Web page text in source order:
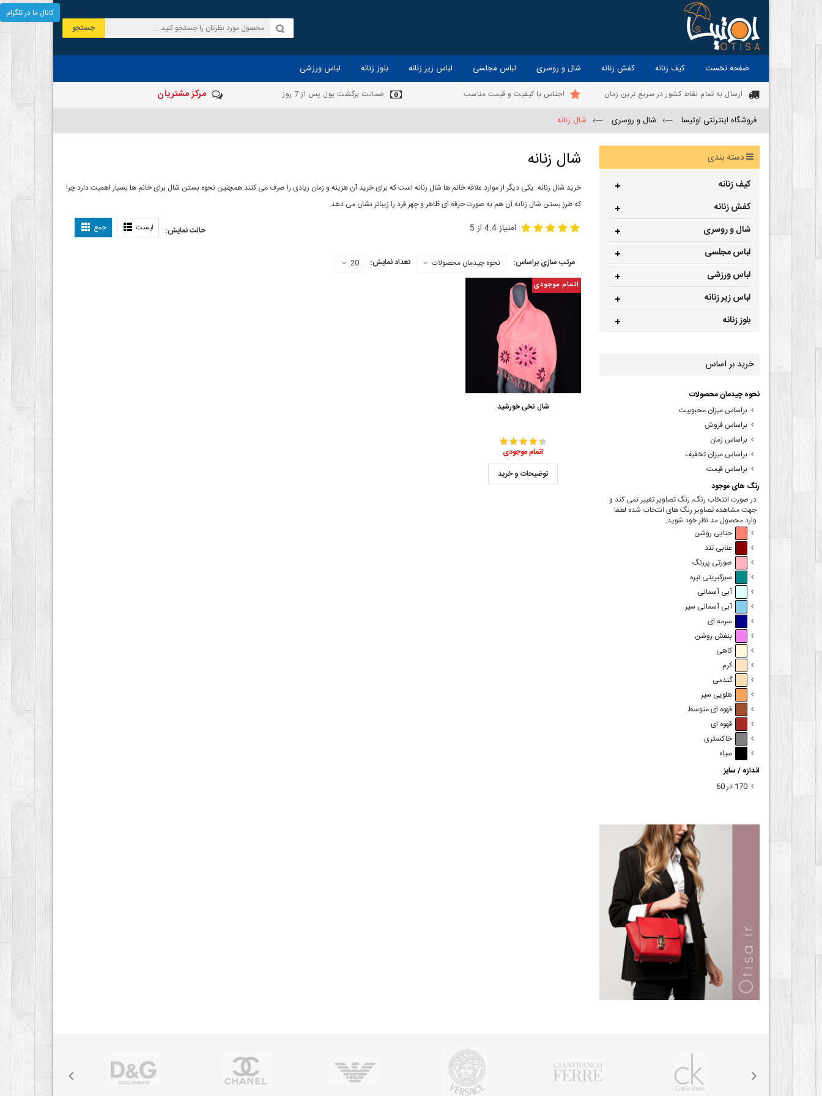
جستجو
صفحه نخست کیف زنانه کفش زنانه شال و روسری لباس مجلسی لباس زیر زنانه بلوز زنانه لباس ورزشی
ارسال به تمام نقاط کشور در سریع ترین زمان اجناس با کیفیت و قیمت مناسب ضمانت برگشت پول پس از 7 روز مرکز مشتریان
فروشگاه اینترنتی اوتیسا —› شال و روسری —› شال زنانه
شال زنانه
خرید شال زنانه. یکی دیگر از موارد علاقه خانم ها شال زنانه است که برای خرید آن هزینه و زمان زیادی را صرف می کنند همچنین نحوه بستن شال برای خانم ها بسیار اهمیت دارد چرا
که طرز بستن شال زنانه آن هم به صورت حرفه ای ظاهر و چهر فرد را زیباتر نشان می دهد.
حالت نمایش: لیست جمع | امتیاز 4.4 از 5
مرتب سازی براساس: نحوه چیدمان محصولات تعداد نمایش: 20
اتمام موجودی
شال نخی خورشید
اتمام موجودی
توضیحات و خرید
دسته بندی
کیف زنانه
کفش زنانه
شال و روسری
لباس مجلسی
لباس ورزشی
لباس زیر زنانه
بلوز زنانه
خرید بر اساس
نحوه چیدمان محصولات
براساس میزان محبوبیت
براساس فروش
براساس زمان
براساس میزان تخفیف
براساس قیمت
رنگ های موجود
در صورت انتخاب رنگ، رنگ تصاویر تغییر نمی کند و
جهت مشاهده تصاویر رنگ های انتخاب شده لطفا
وارد محصول مد نظر خود شوید.
حنایی روشن
عنابی تند
صورتی پررنگ
سبزکبریتی تیره
آبی آسمانی
آبی آسمانی سیر
سرمه ای
بنفش روشن
کاهی
کرم
گندمی
هلویی سیر
قهوه ای متوسط
قهوه ای
خاکستری
سیاه
اندازه / سایز
170 در 60
کانال ما در تلگرام